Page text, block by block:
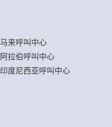
马来呼叫中心
阿拉伯呼叫中心
印度尼西亚呼叫中心